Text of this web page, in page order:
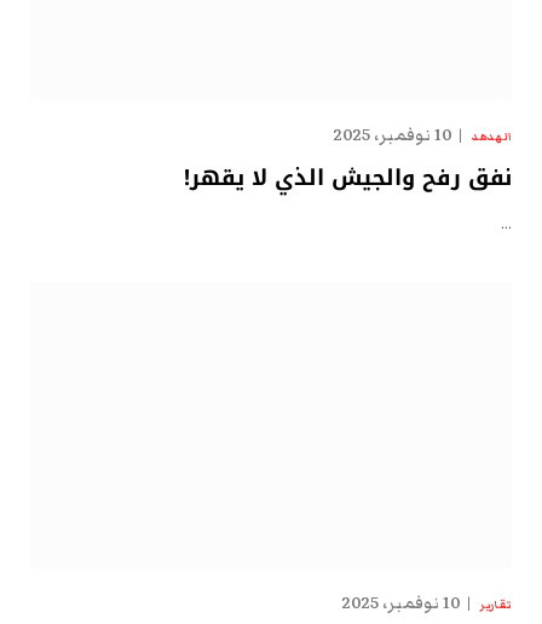
الهدهد 10 نوفمبر، 2025
نفق رفح والجيش الذي لا يقهر!
…
تقارير 10 نوفمبر، 2025